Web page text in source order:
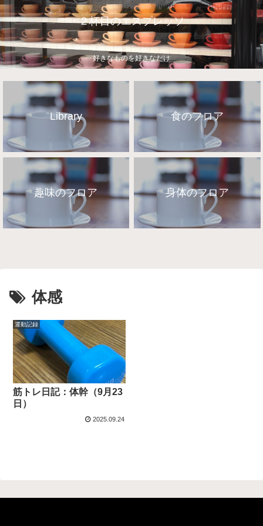
２杯目のエスプレッソ
好きなものを好きなだけ
Library 食のフロア
趣味のフロア 身体のフロア
体感
運動記録
筋トレ日記：体幹（9月23
日）
2025.09.24